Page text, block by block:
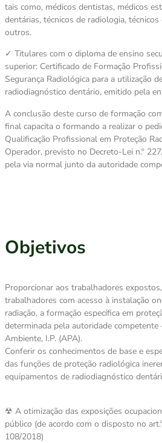
tais como, médicos dentistas, médicos
dentárias, técnicos de radiologia,
outros.
✓ Titulares com o diploma de ensino
superior: Certificado de Formação
Segurança Radiológica para a utilização
radiodiagnóstico dentário, emitido pela
A conclusão deste curso de formação
final capacita o formando a realizar o
Qualificação Profissional em Proteção
Operador, previsto no Decreto-Lei n.º
pela via normal junto da autoridade
Objetivos
Proporcionar aos trabalhadores
trabalhadores com acesso à instalação
radiação, a formação específica em
determinada pela autoridade competente
Ambiente, I.P. (APA).
Conferir os conhecimentos de base e
das funções de proteção radiológica
equipamentos de radiodiagnóstico
☢ A otimização das exposições
público (de acordo com o disposto no
108/2018)